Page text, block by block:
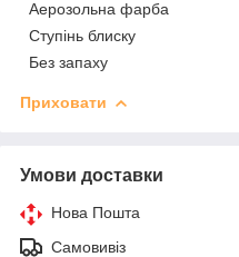
Аерозольна фарба
Ступінь блиску
Без запаху
Приховати
Умови доставки
Нова Пошта
Самовивіз